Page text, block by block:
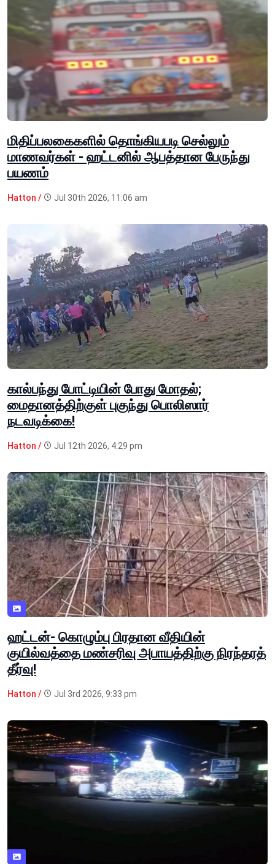
மிதிப்பலகைகளில் தொங்கியபடி செல்லும்
மாணவர்கள் - ஹட்டனில் ஆபத்தான பேருந்து
பயணம்
Hatton / Jul 30th 2026, 11:06 am
கால்பந்து போட்டியின் போது மோதல்;
மைதானத்திற்குள் புகுந்து பொலிஸார்
நடவடிக்கை!
Hatton / Jul 12th 2026, 4:29 pm
ஹட்டன்- கொழும்பு பிரதான வீதியின்
குயில்வத்தை மண்சரிவு அபாயத்திற்கு நிரந்தரத்
தீர்வு!
Hatton / Jul 3rd 2026, 9:33 pm